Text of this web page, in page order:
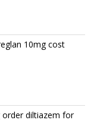
10mg cost
order diltiazem for